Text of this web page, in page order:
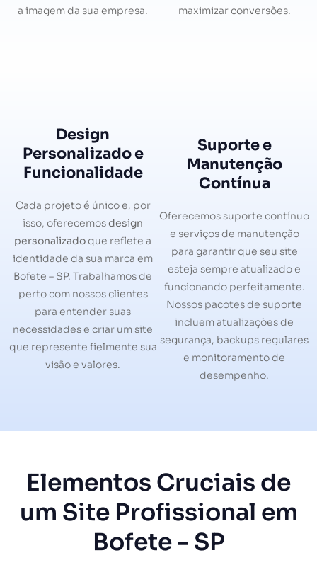
a imagem da sua empresa.
maximizar conversões.
Design
Personalizado e
Funcionalidade
Cada projeto é único e, por
isso, oferecemosdesign
personalizadoque reflete a
identidade da sua marca em
Bofete – SP. Trabalhamos de
perto com nossos clientes
para entender suas
necessidades e criar um site
que represente fielmente sua
visão e valores.
Suporte e
Manutenção
Contínua
Oferecemos suporte contínuo
e serviços de manutenção
para garantir que seu site
esteja sempre atualizado e
funcionando perfeitamente.
Nossos pacotes de suporte
incluem atualizações de
segurança, backups regulares
e monitoramento de
desempenho.
Elementos Cruciais de
um Site Profissional em
Bofete - SP